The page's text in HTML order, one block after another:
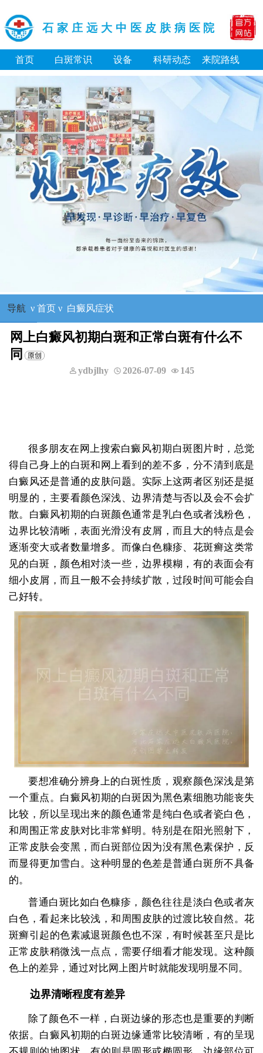
石家庄远大中医皮肤病医院
首页 白斑常识 设备 科研动态 来院路线
导航 ν 首页ν 白癜风症状
网上白癜风初期白斑和正常白斑有什么不
同
ydbjlhy 2026-07-09 145
很多朋友在网上搜索白癜风初期白斑图片时，总觉
得自己身上的白斑和网上看到的差不多，分不清到底是
白癜风还是普通的皮肤问题。实际上这两者区别还是挺
明显的，主要看颜色深浅、边界清楚与否以及会不会扩
散。白癜风初期的白斑颜色通常是乳白色或者浅粉色，
边界比较清晰，表面光滑没有皮屑，而且大的特点是会
逐渐变大或者数量增多。而像白色糠疹、花斑癣这类常
见的白斑，颜色相对淡一些，边界模糊，有的表面会有
细小皮屑，而且一般不会持续扩散，过段时间可能会自
己好转。
要想准确分辨身上的白斑性质，观察颜色深浅是第
一个重点。白癜风初期的白斑因为黑色素细胞功能丧失
比较，所以呈现出来的颜色通常是纯白色或者瓷白色，
和周围正常皮肤对比非常鲜明。特别是在阳光照射下，
正常皮肤会变黑，而白斑部位因为没有黑色素保护，反
而显得更加雪白。这种明显的色差是普通白斑所不具备
的。
普通白斑比如白色糠疹，颜色往往是淡白色或者灰
白色，看起来比较浅，和周围皮肤的过渡比较自然。花
斑癣引起的色素减退斑颜色也不深，有时候甚至只是比
正常皮肤稍微浅一点点，需要仔细看才能发现。这种颜
色上的差异，通过对比网上图片时就能发现明显不同。
边界清晰程度有差异
除了颜色不一样，白斑边缘的形态也是重要的判断
依据。白癜风初期的白斑边缘通常比较清晰，有的呈现